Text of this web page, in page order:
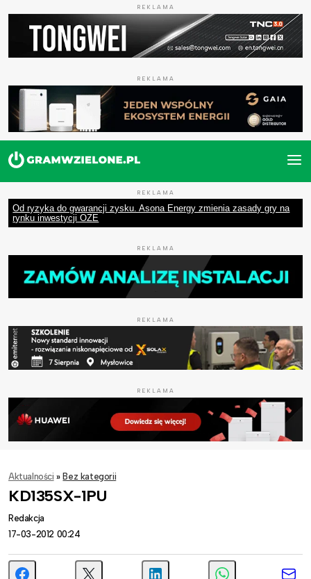
REKLAMA
REKLAMA
REKLAMA
Od ryzyka do gwarancji zysku. Asona Energy zmienia zasady gry na
rynku inwestycji OZE
REKLAMA
REKLAMA
REKLAMA
Aktualności » Bez kategorii
KD135SX-1PU
Redakcja
17-03-2012 00:24